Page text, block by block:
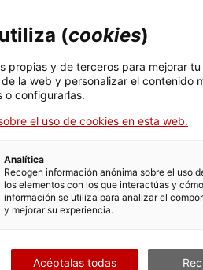
Oficina Exterior de Cataluña en Accra
(cookies)
propias y de terceros para mejorar
la web y personalizar el contenido
o configurarlas.
el uso de cookies en esta web.
Analítica
Recogen información anónima sobre el uso
los elementos con los que interactúas y
información se utiliza para analizar el
y mejorar su experiencia.
Acéptalas todas